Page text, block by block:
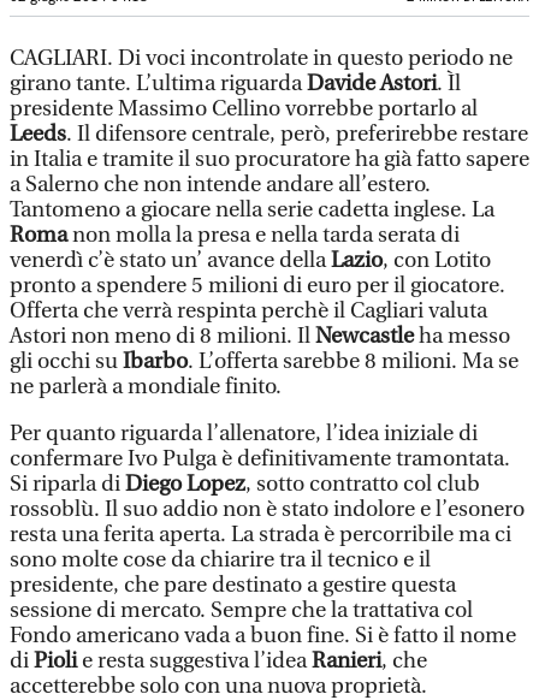
CAGLIARI. Di voci incontrolate in questo periodo ne
girano tante. L’ultima riguardaDavide Astori. Ìl
presidente Massimo Cellino vorrebbe portarlo al
Leeds. Il difensore centrale, però, preferirebbe restare
in Italia e tramite il suo procuratore ha già fatto sapere
a Salerno che non intende andare all’estero.
Tantomeno a giocare nella serie cadetta inglese. La
Romanon molla la presa e nella tarda serata di
venerdì c’è stato un’ avance dellaLazio, con Lotito
pronto a spendere 5 milioni di euro per il giocatore.
Offerta che verrà respinta perchè il Cagliari valuta
Astori non meno di 8 milioni. IlNewcastleha messo
gli occhi suIbarbo. L’offerta sarebbe 8 milioni. Ma se
ne parlerà a mondiale finito.
Per quanto riguarda l’allenatore, l’idea iniziale di
confermare Ivo Pulga è definitivamente tramontata.
Si riparla diDiego Lopez, sotto contratto col club
rossoblù. Il suo addio non è stato indolore e l’esonero
resta una ferita aperta. La strada è percorribile ma ci
sono molte cose da chiarire tra il tecnico e il
presidente, che pare destinato a gestire questa
sessione di mercato. Sempre che la trattativa col
Fondo americano vada a buon fine. Si è fatto il nome
diPiolie resta suggestiva l’ideaRanieri, che
accetterebbe solo con una nuova proprietà.